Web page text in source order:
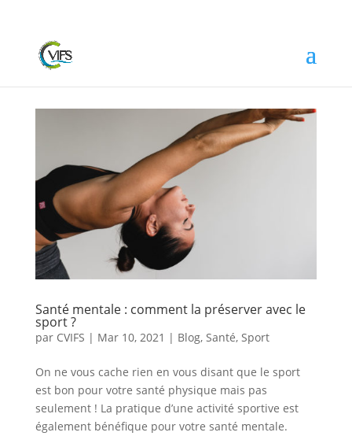
Santé mentale : comment la préserver avec le
sport ?
par CVIFS | Mar 10, 2021 | Blog, Santé, Sport
On ne vous cache rien en vous disant que le sport
est bon pour votre santé physique mais pas
seulement ! La pratique d’une activité sportive est
également bénéfique pour votre santé mentale.